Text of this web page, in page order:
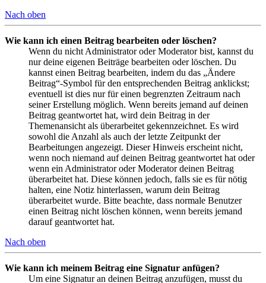
Nach oben
Wie kann ich einen Beitrag bearbeiten oder löschen?
Wenn du nicht Administrator oder Moderator bist, kannst du
nur deine eigenen Beiträge bearbeiten oder löschen. Du
kannst einen Beitrag bearbeiten, indem du das „Ändere
Beitrag“-Symbol für den entsprechenden Beitrag anklickst;
eventuell ist dies nur für einen begrenzten Zeitraum nach
seiner Erstellung möglich. Wenn bereits jemand auf deinen
Beitrag geantwortet hat, wird dein Beitrag in der
Themenansicht als überarbeitet gekennzeichnet. Es wird
sowohl die Anzahl als auch der letzte Zeitpunkt der
Bearbeitungen angezeigt. Dieser Hinweis erscheint nicht,
wenn noch niemand auf deinen Beitrag geantwortet hat oder
wenn ein Administrator oder Moderator deinen Beitrag
überarbeitet hat. Diese können jedoch, falls sie es für nötig
halten, eine Notiz hinterlassen, warum dein Beitrag
überarbeitet wurde. Bitte beachte, dass normale Benutzer
einen Beitrag nicht löschen können, wenn bereits jemand
darauf geantwortet hat.
Nach oben
Wie kann ich meinem Beitrag eine Signatur anfügen?
Um eine Signatur an deinen Beitrag anzufügen, musst du